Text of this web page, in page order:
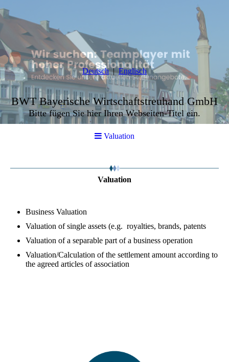
Deutsch Englisch
BWT Bayerische Wirtschaftstreuhand GmbH
Bitte fügen Sie hier Ihren Webseiten-Titel ein.
Valuation
Valuation
Business Valuation
Valuation of single assets (e.g. royalties, brands, patents
Valuation of a separable part of a business operation
Valuation/Calculation of the settlement amount according to
the agreed articles of association